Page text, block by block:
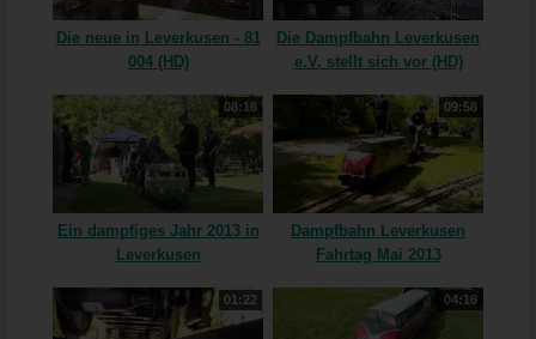
Die neue in Leverkusen - 81
004 (HD)
Die Dampfbahn Leverkusen
e.V. stellt sich vor (HD)
08:16
Ein dampfiges Jahr 2013 in
Leverkusen
09:58
Dampfbahn Leverkusen
Fahrtag Mai 2013
01:22 04:16